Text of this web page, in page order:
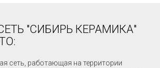
"СИБИРЬ КЕРАМИКА"
сеть, работающая на территории